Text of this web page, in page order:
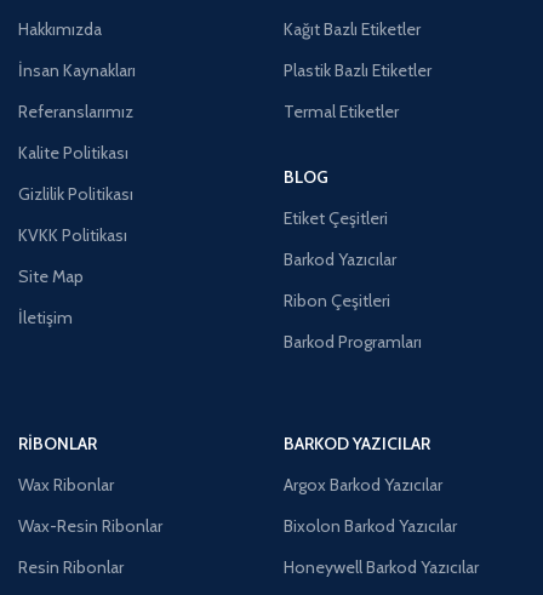
Hakkımızda
İnsan Kaynakları
Referanslarımız
Kalite Politikası
Gizlilik Politikası
KVKK Politikası
Site Map
İletişim
Kağıt Bazlı Etiketler
Plastik Bazlı Etiketler
Termal Etiketler
BLOG
Etiket Çeşitleri
Barkod Yazıcılar
Ribon Çeşitleri
Barkod Programları
RIBONLAR
Wax Ribonlar
Wax-Resin Ribonlar
Resin Ribonlar
BARKOD YAZICILAR
Argox Barkod Yazıcılar
Bixolon Barkod Yazıcılar
Honeywell Barkod Yazıcılar